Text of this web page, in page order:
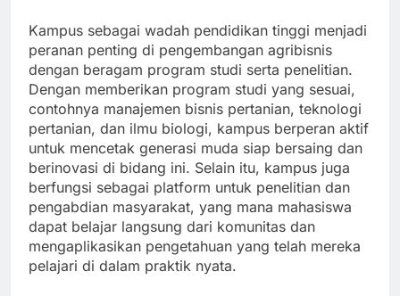
Kampus sebagai wadah pendidikan tinggi menjadi
peranan penting di pengembangan agribisnis
dengan beragam program studi serta penelitian.
Dengan memberikan program studi yang sesuai,
contohnya manajemen bisnis pertanian, teknologi
pertanian, dan ilmu biologi, kampus berperan aktif
untuk mencetak generasi muda siap bersaing dan
berinovasi di bidang ini. Selain itu, kampus juga
berfungsi sebagai platform untuk penelitian dan
pengabdian masyarakat, yang mana mahasiswa
dapat belajar langsung dari komunitas dan
mengaplikasikan pengetahuan yang telah mereka
pelajari di dalam praktik nyata.